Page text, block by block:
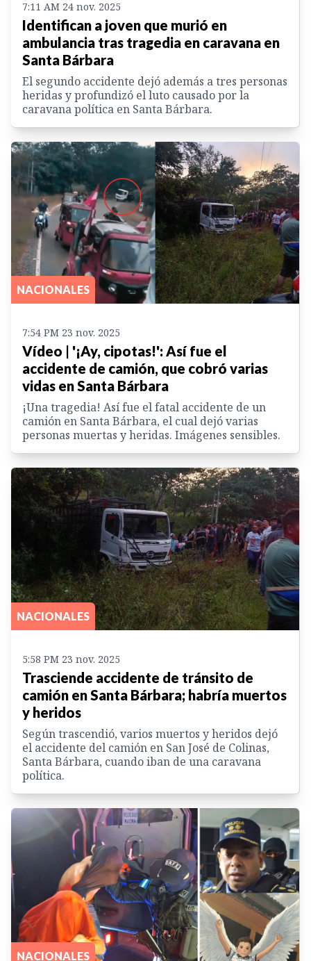
7:11 AM 24 nov. 2025
Identifican a joven que murió en
ambulancia tras tragedia en caravana en
Santa Bárbara
El segundo accidente dejó además a tres personas
heridas y profundizó el luto causado por la
caravana política en Santa Bárbara.
NACIONALES
7:54 PM 23 nov. 2025
Vídeo | '¡Ay, cipotas!': Así fue el
accidente de camión, que cobró varias
vidas en Santa Bárbara
¡Una tragedia! Así fue el fatal accidente de un
camión en Santa Bárbara, el cual dejó varias
personas muertas y heridas. Imágenes sensibles.
NACIONALES
5:58 PM 23 nov. 2025
Trasciende accidente de tránsito de
camión en Santa Bárbara; habría muertos
y heridos
Según trascendió, varios muertos y heridos dejó
el accidente del camión en San José de Colinas,
Santa Bárbara, cuando iban de una caravana
política.
NACIONALES